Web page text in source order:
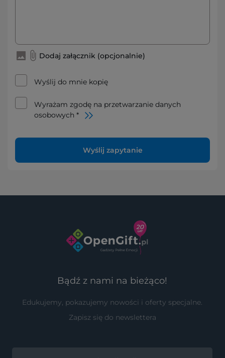
Dodaj załącznik (opcjonalnie)
Wyślij do mnie kopię
Wyrażam zgodę na przetwarzanie danych
osobowych *
Wyślij zapytanie
Bądź z nami na bieżąco!
Edukujemy, pokazujemy nowości i oferty specjalne.
Zapisz się do newslettera